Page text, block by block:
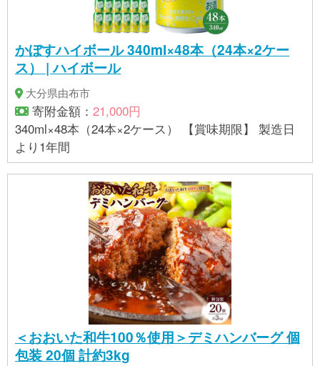
かぼすハイボール 340ml×48本（24本×2ケー
ス） | ハイボール
大分県由布市
寄附金額： 21,000円
340ml×48本（24本×2ケース） 【賞味期限】 製造日
より1年間
＜おおいた和牛100％使用＞デミハンバーグ 個
包装 20個 計約3kg